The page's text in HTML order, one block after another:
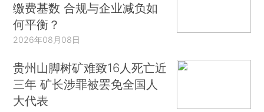
缴费基数 合规与企业减负如
何平衡？
2026年08月08日
贵州山脚树矿难致16人死亡近
三年 矿长涉罪被罢免全国人
大代表